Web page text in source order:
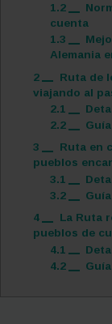
1.2
cuenta
1.3
Alemania
2
Ruta de
viajando al
2.1
2.2
3
Ruta en
pueblos
3.1
3.2
4
La Ruta
pueblos de
4.1
4.2